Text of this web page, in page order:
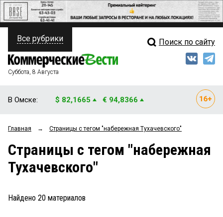
ПОЛИТИКА
ФИНАНСЫ
ОБЩЕСТВО
ЗАКОН
НОВОСТИ КОМПАНИЙ
ПРОИСШЕСТВИЯ
Свежий выпуск
Мнения
Рейтинги
Все рубрики Поиск по сайту
Суббота, 8 Августа
В Омске: $ 82,1665 € 94,8366
Главная → Страницы c тегом "набережная Тухачевского"
Страницы c тегом "набережная
Тухачевского"
Найдено 20 материалов